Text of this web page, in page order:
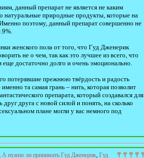
данный препарат не является не каким
натуральные природные продукты, которые на
поэтому, данный препарат совершенно не
женского пола от того, что Гуд Дженерик
не о чем, так как это лучшее из всего, что
достаточно долго и очень эмоционально.
потерявшие прежнюю твёрдость и радость
та самая грань – нить, которая позволит
препарата, который создавался для
друга с новой силой и понять, на сколько
плане могли у вас немного под
А нужно ли принимать Гуд Дженерик, Гуд